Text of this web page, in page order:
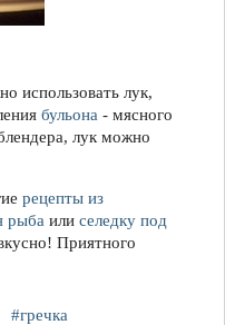
использовать лук,
бульона - мясного
лук можно
рецепты из
рыба или селедку под
Приятного
#гречка